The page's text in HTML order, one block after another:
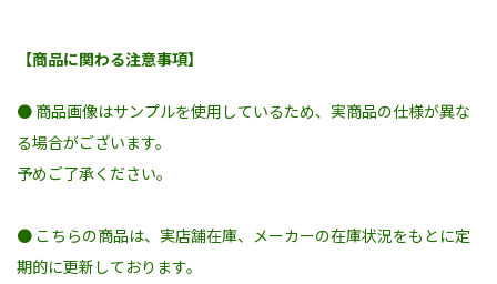
【商品に関わる注意事項】
● 商品画像はサンプルを使用しているため、実商品の仕様が異な
る場合がございます。
予めご了承ください。
● こちらの商品は、実店舗在庫、メーカーの在庫状況をもとに定
期的に更新しております。